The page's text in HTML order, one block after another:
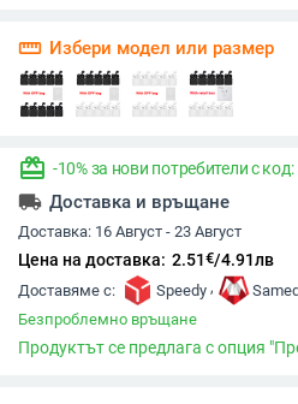
straighten Избери модел или размер
redeem -10% за нови потребители с код:
local_shipping Доставка и връщане
Доставка: 16 Август - 23 Август
Цена на доставка: 2.51€/4.91лв
Доставяме с: Speedy ,
Безпроблемно връщане
Продуктът се предлага с опция